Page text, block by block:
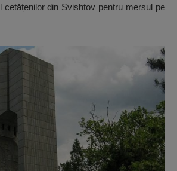
cetățenilor din Svishtov pentru mersul pe